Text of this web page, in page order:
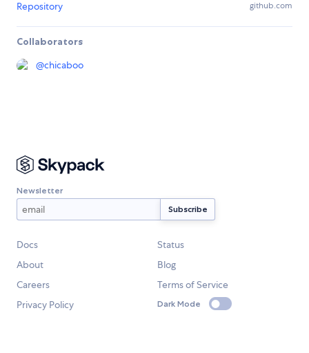
Repository github.com
Collaborators
@chicaboo
Newsletter
Docs
Status
About
Blog
Careers
Terms of Service
Privacy Policy
Dark Mode